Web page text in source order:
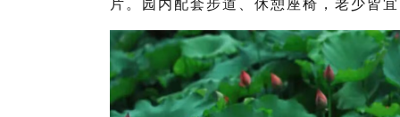
片。园内配套步道、休憩座椅，老少皆